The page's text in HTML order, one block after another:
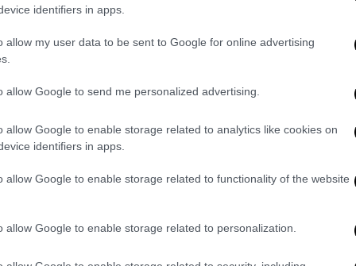
identifiers in apps.
allow my user data to be sent to Google for online advertising
allow Google to send me personalized advertising.
allow Google to enable storage related to analytics like cookies on
identifiers in apps.
allow Google to enable storage related to functionality of the website
allow Google to enable storage related to personalization.
τη δικογραφία σε βάρος
της βαριάς σκοπούμενης σωματικής
οι μόνοι που έχουν πρόσβαση και
μόνοι που μπορούν να κρίνουν τα
σε βάρος του κατηγορουμένου.
πως ηπροσωρινή κράτηση επιβάλλεται
, μόνο ως μέσο διασφάλισης της
τέλεσης νέων εγκλημάτων
που κατά περίπτωση
εφόσον κρίνεται
καταναγκασμού, στα οποία
ο κατ' οίκον περιορισμός με